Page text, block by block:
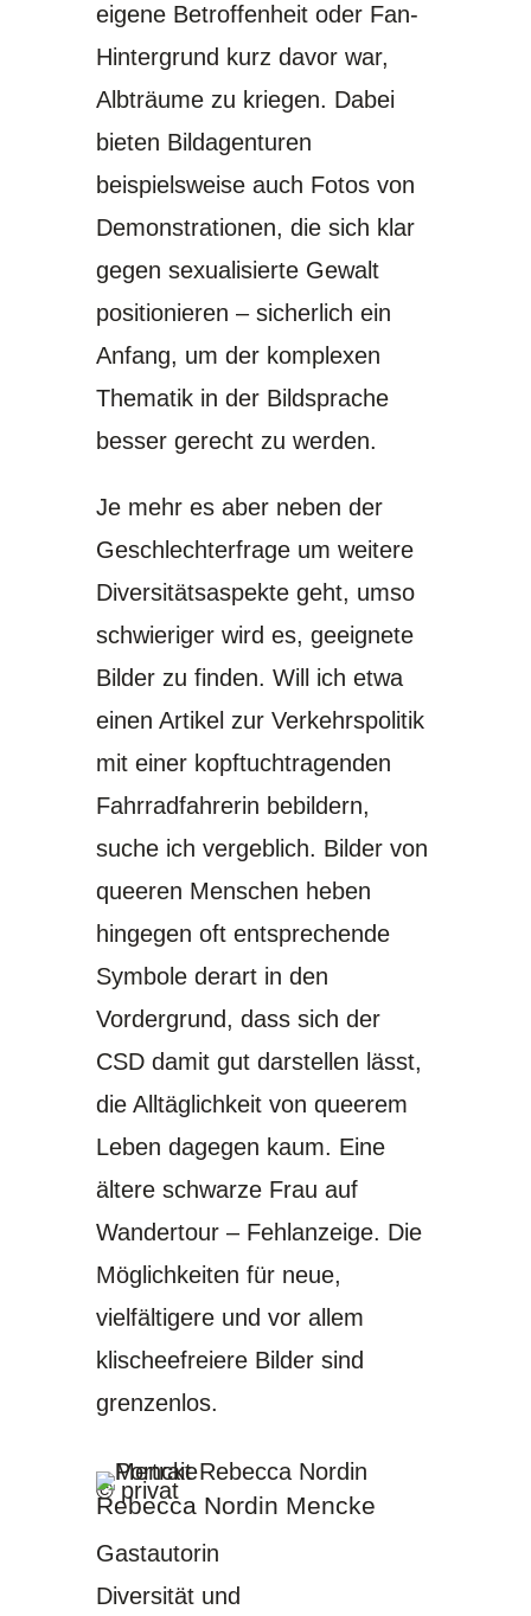
eigene Betroffenheit oder Fan-
Hintergrund kurz davor war,
Albträume zu kriegen. Dabei
bieten Bildagenturen
beispielsweise auch Fotos von
Demonstrationen, die sich klar
gegen sexualisierte Gewalt
positionieren – sicherlich ein
Anfang, um der komplexen
Thematik in der Bildsprache
besser gerecht zu werden.
Je mehr es aber neben der
Geschlechterfrage um weitere
Diversitätsaspekte geht, umso
schwieriger wird es, geeignete
Bilder zu finden. Will ich etwa
einen Artikel zur Verkehrspolitik
mit einer kopftuchtragenden
Fahrradfahrerin bebildern,
suche ich vergeblich. Bilder von
queeren Menschen heben
hingegen oft entsprechende
Symbole derart in den
Vordergrund, dass sich der
CSD damit gut darstellen lässt,
die Alltäglichkeit von queerem
Leben dagegen kaum. Eine
ältere schwarze Frau auf
Wandertour – Fehlanzeige. Die
Möglichkeiten für neue,
vielfältigere und vor allem
klischeefreiere Bilder sind
grenzenlos.
© privat
Rebecca Nordin Mencke
Gastautorin
Diversität und